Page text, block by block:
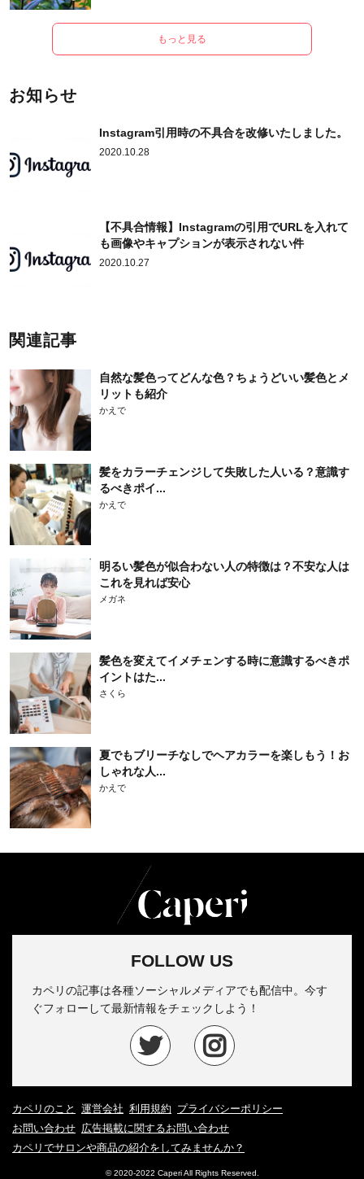
もっと見る
お知らせ
Instagram引用時の不具合を改修いたしました。
2020.10.28
【不具合情報】Instagramの引用でURLを入れて
も画像やキャプションが表示されない件
2020.10.27
関連記事
自然な髪色ってどんな色？ちょうどいい髪色とメ
リットも紹介
かえで
髪をカラーチェンジして失敗した人いる？意識す
るべきポイ...
かえで
明るい髪色が似合わない人の特徴は？不安な人は
これを見れば安心
メガネ
髪色を変えてイメチェンする時に意識するべきポ
イントはた...
さくら
夏でもブリーチなしでヘアカラーを楽しもう！お
しゃれな人...
かえで
FOLLOW US
カペリの記事は各種ソーシャルメディアでも配信中。今す
ぐフォローして最新情報をチェックしよう！
カペリのこと 運営会社 利用規約 プライバシーポリシー
お問い合わせ 広告掲載に関するお問い合わせ
カペリでサロンや商品の紹介をしてみませんか？
© 2020-2022 Caperi All Rights Reserved.